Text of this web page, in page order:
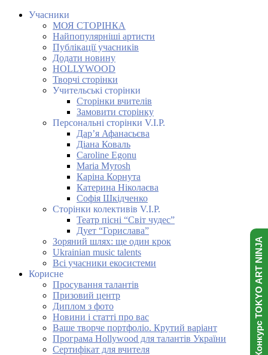
Учасники
МОЯ СТОРІНКА
Найпопулярніші артисти
Публікації учасників
Додати новину
HOLLYWOOD
Творчі сторінки
Учительські сторінки
Сторінки вчителів
Замовити сторінку
Персональні сторінки V.I.P.
Дар’я Афанасьєва
Діана Коваль
Caroline Egonu
Maria Myrosh
Каріна Корнута
Катерина Ніколаєва
Софія Шкідченко
Сторінки колективів V.I.P.
Театр пісні “Світ чудес”
Дует “Горислава”
Зоряний шлях: ще один крок
Ukrainian music talents
Всі учасники екосистеми
Корисне
Просування талантів
Призовий центр
Диплом з фото
Новини і статті про вас
Ваше творче портфоліо. Крутий варіант
Програма Hollywood для талантів України
Сертифікат для вчителя
Конкурс TOKYO ART NINJA